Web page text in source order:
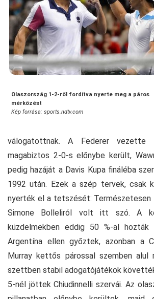
Olaszország 1-2-ről fordítva nyerte meg a páros
mérkőzést
Kép forrása: sports.ndtv.com
válogatottnak. A Federer vezette
magabiztos 2-0-s előnybe került,
pedig hazáját a Davis Kupa fináléba
1992 után. Ezek a szép tervek, csak
nyerték el a tetszését: Természetesen
Simone Bolleliról volt itt szó. A
küzdelmekben eddig 50 %-al hozták
Argentína ellen győztek, azonban a
Murray kettős párossal szemben alul
szettben stabil adogatójátékok
5-nél jöttek Chiudinnelli szervái. Az